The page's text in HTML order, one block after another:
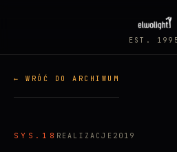
EST. 1995
← WRÓĆ DO ARCHIWUM
SYS.18 REALIZACJE 2019